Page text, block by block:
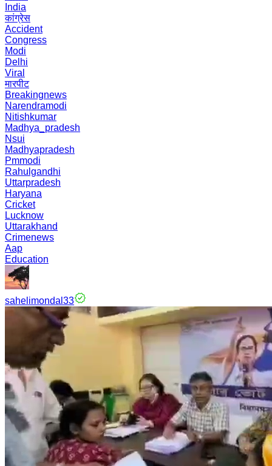
India
कांग्रेस
Accident
Congress
Modi
Delhi
Viral
मारपीट
Breakingnews
Narendramodi
Nitishkumar
Madhya_pradesh
Nsui
Madhyapradesh
Pmmodi
Rahulgandhi
Uttarpradesh
Haryana
Cricket
Lucknow
Uttarakhand
Crimenews
Aap
Education
sahelimondal33